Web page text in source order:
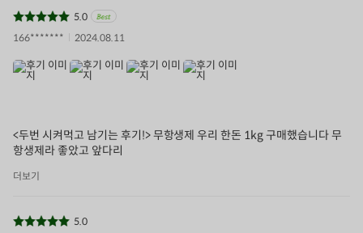
5.0
166*******
2024.08.11
<두번 시켜먹고 남기는 후기!> 무항생제 우리 한돈 1kg 구매했습니다 무
항생제라 좋았고 앞다리
더보기
5.0